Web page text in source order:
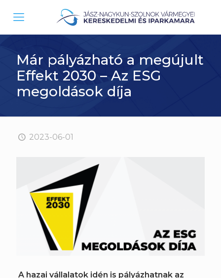
Már pályázható a megújult
Effekt 2030 – Az ESG
megoldások díja
2023-06-01
A hazai vállalatok idén is pályázhatnak az